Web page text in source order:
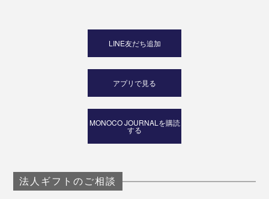
LINE友だち追加
アプリで見る
MONOCO JOURNALを購読
する
法人ギフトのご相談